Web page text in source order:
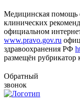
Медицинская помощь
клинических
официальном
www.pravo.gov.ru
здравоохранения РФ
размещён рубрикатор
Обратный
звонок